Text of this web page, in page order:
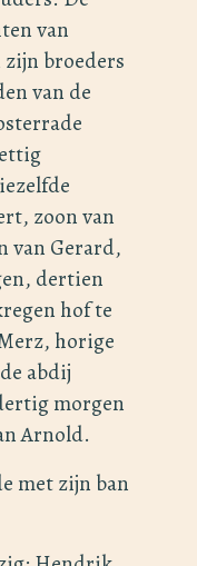
van
zijn broeders
van de
zoon van
van Gerard,
dertien
hof te
horige
abdij
morgen
Arnold.
met zijn ban